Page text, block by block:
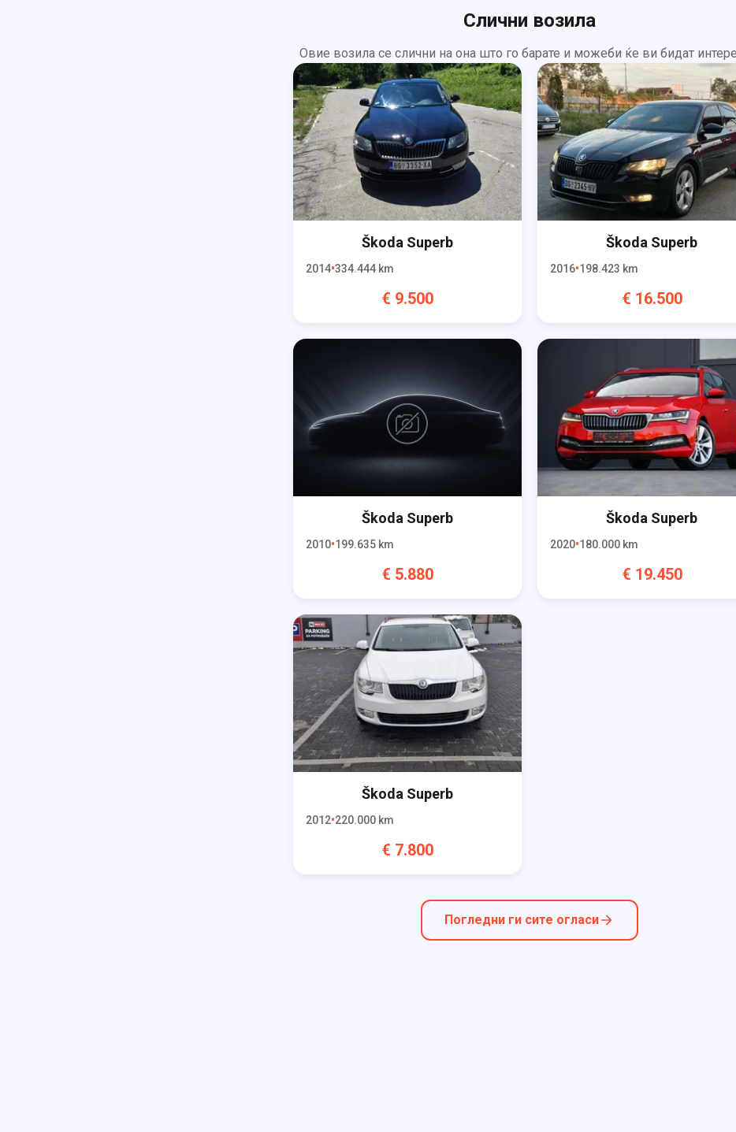
Слични возила
Овие возила се слични на она што го барате и можеби ќе ви бидат
Škoda Superb
2014 334.444 km
€ 9.500
Škoda Superb
2016 198.423 km
€ 16.500
Škoda Superb
2010 199.635 km
€ 5.880
Škoda Superb
2020 180.000 km
€ 19.450
Škoda Superb
2012 220.000 km
€ 7.800
Погледни ги сите огласи